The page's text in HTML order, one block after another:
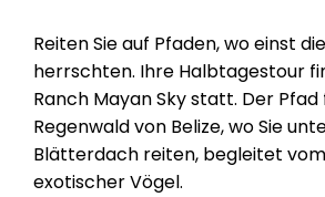
Reiten Sie auf Pfaden, wo einst
herrschten. Ihre Halbtagestour
Ranch Mayan Sky statt. Der
Regenwald von Belize, wo Sie
Blätterdach reiten, begleitet
exotischer Vögel.